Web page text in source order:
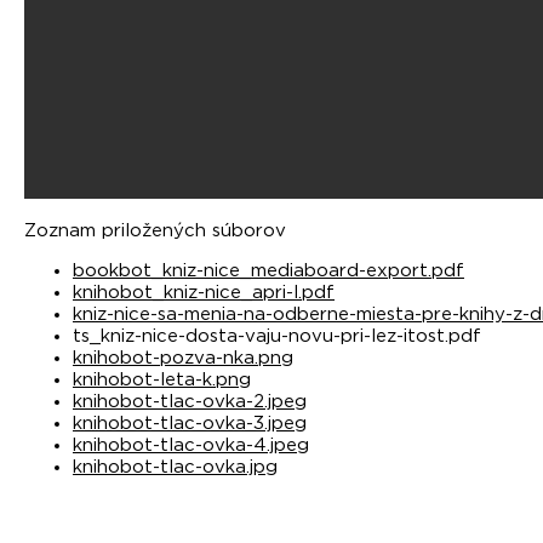
Zoznam priložených súborov
bookbot_kniz-nice_mediaboard-export.pdf
knihobot_kniz-nice_apri-l.pdf
kniz-nice-sa-menia-na-odberne-miesta-pre-knihy-z-
ts_kniz-nice-dosta-vaju-novu-pri-lez-itost.pdf
knihobot-pozva-nka.png
knihobot-leta-k.png
knihobot-tlac-ovka-2.jpeg
knihobot-tlac-ovka-3.jpeg
knihobot-tlac-ovka-4.jpeg
knihobot-tlac-ovka.jpg